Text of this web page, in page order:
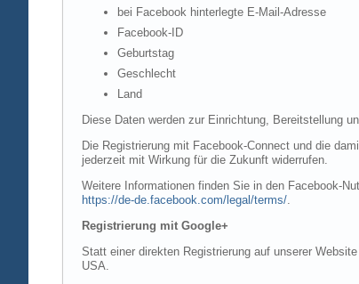
bei Facebook hinterlegte E-Mail-Adresse
Facebook-ID
Geburtstag
Geschlecht
Land
Diese Daten werden zur Einrichtung, Bereitstellung
Die Registrierung mit Facebook-Connect und die
jederzeit mit Wirkung für die Zukunft widerrufen.
Weitere Informationen finden Sie in den Facebook-
https://de-de.facebook.com/legal/terms/.
Registrierung mit Google+
Statt einer direkten Registrierung auf unserer
USA.